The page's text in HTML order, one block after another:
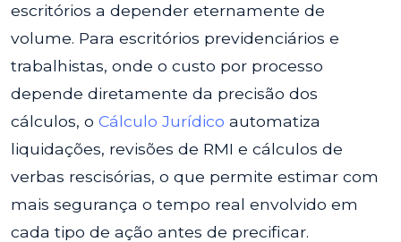
escritórios a depender eternamente de
volume. Para escritórios previdenciários e
trabalhistas, onde o custo por processo
depende diretamente da precisão dos
cálculos, o Cálculo Jurídico automatiza
liquidações, revisões de RMI e cálculos de
verbas rescisórias, o que permite estimar com
mais segurança o tempo real envolvido em
cada tipo de ação antes de precificar.